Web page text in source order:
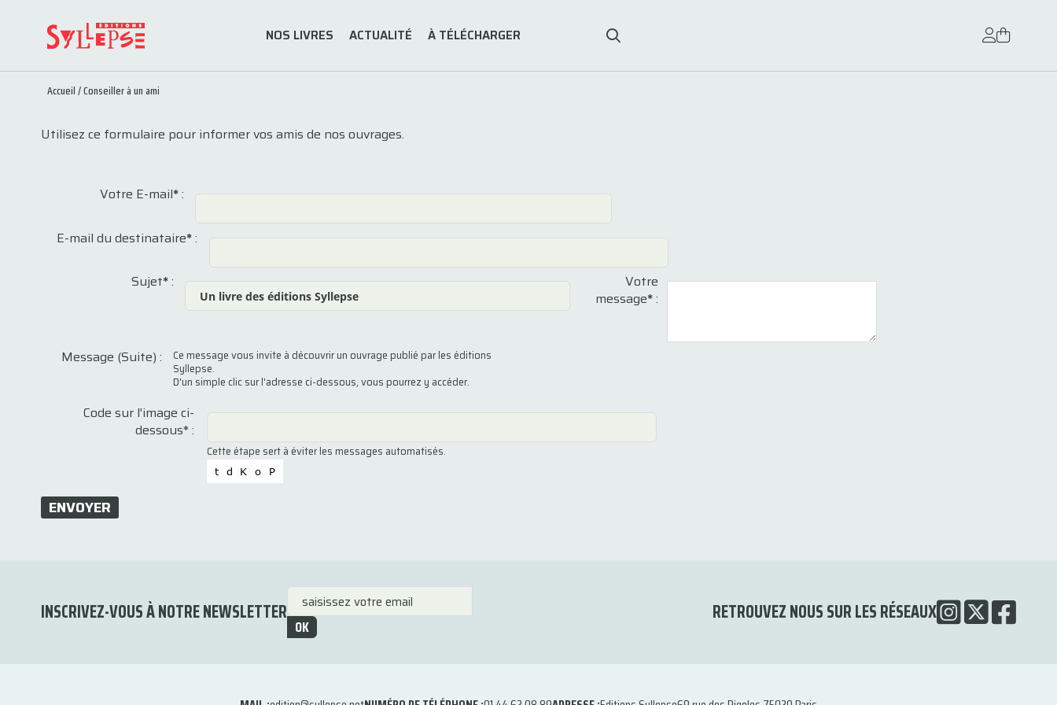
NOS LIVRES ACTUALITÉ À TÉLÉCHARGER
Accueil/Conseiller à un ami
Utilisez ce formulaire pour informer vos amis de nos ouvrages.
Votre E-mail*:
E-mail du destinataire*:
Sujet*:
Votre
message*:
Message (Suite) :
Ce message vous invite à découvrir un ouvrage publié par les éditions
Syllepse.
D'un simple clic sur l'adresse ci-dessous, vous pourrez y accéder.
Code sur l'image ci-
dessous* :
Cette étape sert à éviter les messages automatisés.
ENVOYER
INSCRIVEZ-VOUS À NOTRE NEWSLETTER
OK
RETROUVEZ NOUS SUR LES RÉSEAUX